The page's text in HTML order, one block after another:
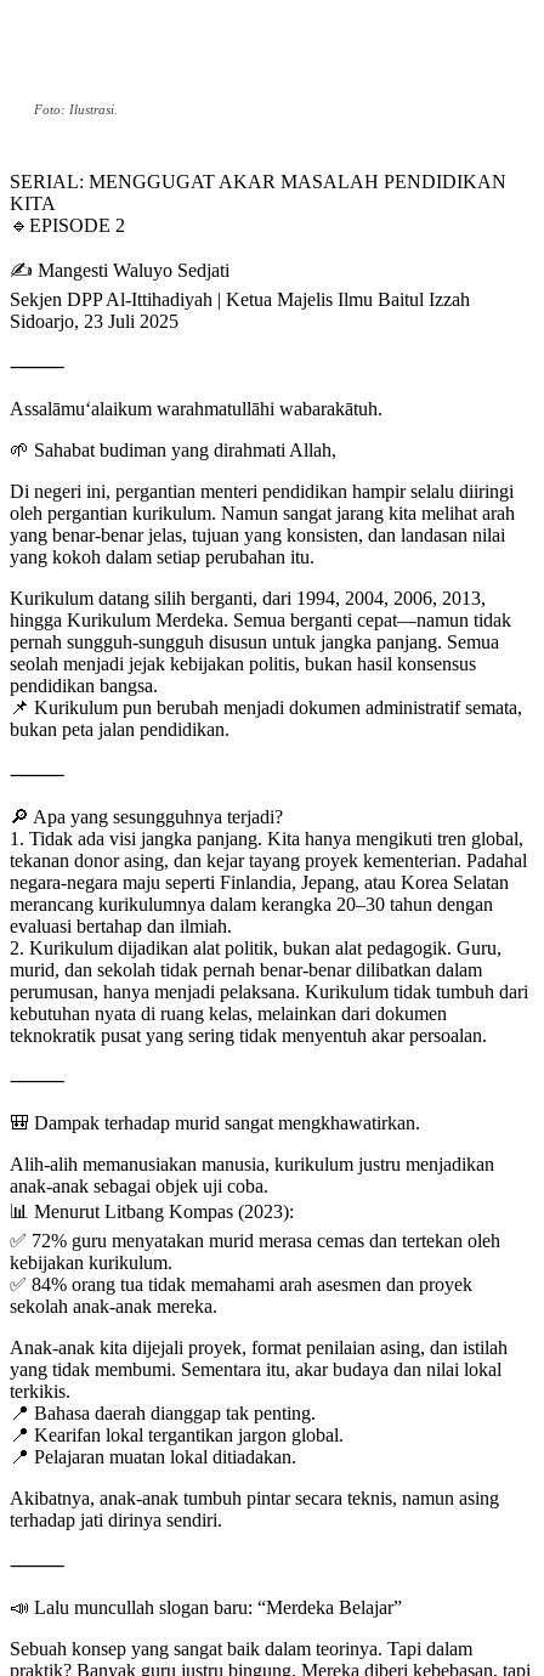
Foto: Ilustrasi.
SERIAL: MENGGUGAT AKAR MASALAH PENDIDIKAN
KITA
🔹EPISODE 2
✍️ Mangesti Waluyo Sedjati
Sekjen DPP Al-Ittihadiyah | Ketua Majelis Ilmu Baitul Izzah
Sidoarjo, 23 Juli 2025
⸻
Assalāmu‘alaikum warahmatullāhi wabarakātuh.
🌱 Sahabat budiman yang dirahmati Allah,
Di negeri ini, pergantian menteri pendidikan hampir selalu diiringi
oleh pergantian kurikulum. Namun sangat jarang kita melihat arah
yang benar-benar jelas, tujuan yang konsisten, dan landasan nilai
yang kokoh dalam setiap perubahan itu.
Kurikulum datang silih berganti, dari 1994, 2004, 2006, 2013,
hingga Kurikulum Merdeka. Semua berganti cepat—namun tidak
pernah sungguh-sungguh disusun untuk jangka panjang. Semua
seolah menjadi jejak kebijakan politis, bukan hasil konsensus
pendidikan bangsa.
📌 Kurikulum pun berubah menjadi dokumen administratif semata,
bukan peta jalan pendidikan.
⸻
🔎 Apa yang sesungguhnya terjadi?
1. Tidak ada visi jangka panjang. Kita hanya mengikuti tren global,
tekanan donor asing, dan kejar tayang proyek kementerian. Padahal
negara-negara maju seperti Finlandia, Jepang, atau Korea Selatan
merancang kurikulumnya dalam kerangka 20–30 tahun dengan
evaluasi bertahap dan ilmiah.
2. Kurikulum dijadikan alat politik, bukan alat pedagogik. Guru,
murid, dan sekolah tidak pernah benar-benar dilibatkan dalam
perumusan, hanya menjadi pelaksana. Kurikulum tidak tumbuh dari
kebutuhan nyata di ruang kelas, melainkan dari dokumen
teknokratik pusat yang sering tidak menyentuh akar persoalan.
⸻
🎒 Dampak terhadap murid sangat mengkhawatirkan.
Alih-alih memanusiakan manusia, kurikulum justru menjadikan
anak-anak sebagai objek uji coba.
📊 Menurut Litbang Kompas (2023):
✅ 72% guru menyatakan murid merasa cemas dan tertekan oleh
kebijakan kurikulum.
✅ 84% orang tua tidak memahami arah asesmen dan proyek
sekolah anak-anak mereka.
Anak-anak kita dijejali proyek, format penilaian asing, dan istilah
yang tidak membumi. Sementara itu, akar budaya dan nilai lokal
terkikis.
📍 Bahasa daerah dianggap tak penting.
📍 Kearifan lokal tergantikan jargon global.
📍 Pelajaran muatan lokal ditiadakan.
Akibatnya, anak-anak tumbuh pintar secara teknis, namun asing
terhadap jati dirinya sendiri.
⸻
📣 Lalu muncullah slogan baru: “Merdeka Belajar”
Sebuah konsep yang sangat baik dalam teorinya. Tapi dalam
praktik? Banyak guru justru bingung. Mereka diberi kebebasan, tapi